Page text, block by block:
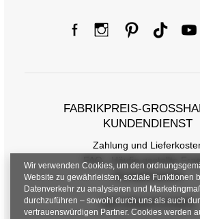
FABRIKPREIS-
UNDENDIENST
Zahlung und
FAQ - Häufig gestellte
Rückgabepolitik
INFORMATIONEN
Wir verwenden Cookies, um den
Website zu gewährleisten, soziale Funktionen
Datenverkehr zu analysieren und
durchzuführen – sowohl durch uns als auch
vertrauenswürdigen Partner. Cookies werden